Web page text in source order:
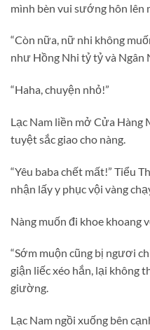
mình bèn vui sướng hôn lên
“Còn nữa, nữ nhi không
như Hồng Nhi tỷ tỷ và Ngân
“Haha, chuyện nhỏ!”
Lạc Nam liền mở Cửa Hàng
tuyệt sắc giao cho nàng.
“Yêu baba chết mất!” Tiểu
nhận lấy y phục vội vàng
Nàng muốn đi khoe khoang
“Sớm muộn cũng bị ngươi
giận liếc xéo hắn, lại không
giường.
Lạc Nam ngồi xuống bên